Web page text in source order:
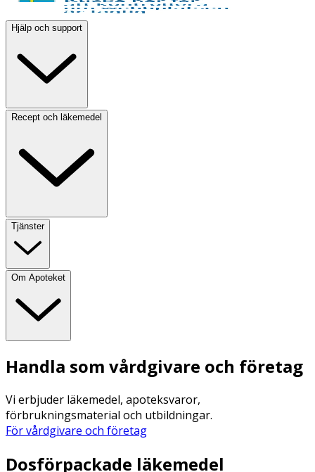
Hjälp och support
Recept och läkemedel
Tjänster
Om Apoteket
Handla som vårdgivare och företag
Vi erbjuder läkemedel, apoteksvaror,
förbrukningsmaterial och utbildningar.
För vårdgivare och företag
Dosförpackade läkemedel